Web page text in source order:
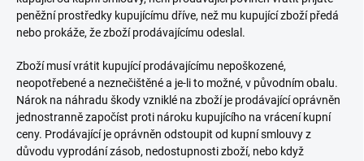
peněžní prostředky kupujícímu dříve, než mu kupující zboží předá
nebo prokáže, že zboží prodávajícímu odeslal.
Zboží musí vrátit kupující prodávajícímu nepoškozené,
neopotřebené a neznečištěné a je-li to možné, v původním obalu.
Nárok na náhradu škody vzniklé na zboží je prodávající oprávněn
jednostranně započíst proti nároku kupujícího na vrácení kupní
ceny. Prodávající je oprávněn odstoupit od kupní smlouvy z
důvodu vyprodání zásob, nedostupnosti zboží, nebo když